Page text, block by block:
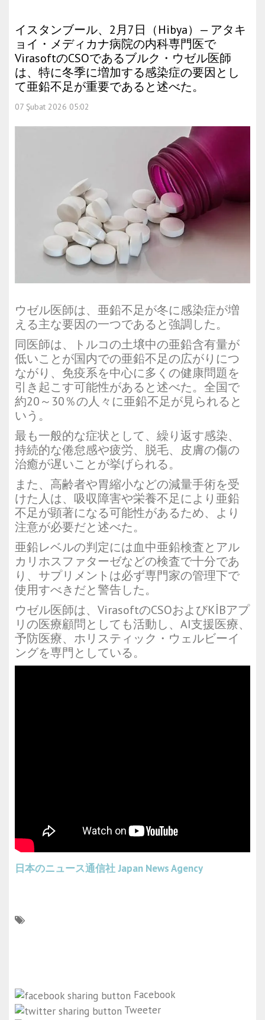
イスタンブール、2月7日（Hibya）— アタキ
ョイ・メディカナ病院の内科専門医で
VirasoftのCSOであるブルク・ウゼル医師
は、特に冬季に増加する感染症の要因とし
て亜鉛不足が重要であると述べた。
07 Şubat 2026 05:02
ウゼル医師は、亜鉛不足が冬に感染症が増
える主な要因の一つであると強調した。
同医師は、トルコの土壌中の亜鉛含有量が
低いことが国内での亜鉛不足の広がりにつ
ながり、免疫系を中心に多くの健康問題を
引き起こす可能性があると述べた。全国で
約20～30％の人々に亜鉛不足が見られると
いう。
最も一般的な症状として、繰り返す感染、
持続的な倦怠感や疲労、脱毛、皮膚の傷の
治癒が遅いことが挙げられる。
また、高齢者や胃縮小などの減量手術を受
けた人は、吸収障害や栄養不足により亜鉛
不足が顕著になる可能性があるため、より
注意が必要だと述べた。
亜鉛レベルの判定には血中亜鉛検査とアル
カリホスファターゼなどの検査で十分であ
り、サプリメントは必ず専門家の管理下で
使用すべきだと警告した。
ウゼル医師は、VirasoftのCSOおよびKİBアプ
リの医療顧問としても活動し、AI支援医療、
予防医療、ホリスティック・ウェルビーイ
ングを専門としている。
日本のニュース通信社 Japan News Agency
Facebook
Tweeter